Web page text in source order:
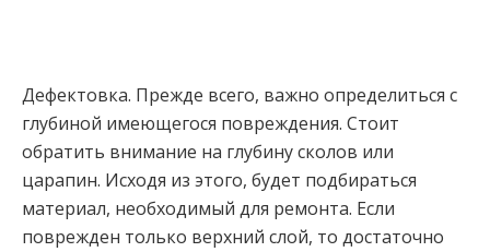
Дефектовка. Прежде всего, важно определиться с
глубиной имеющегося повреждения. Стоит
обратить внимание на глубину сколов или
царапин. Исходя из этого, будет подбираться
материал, необходимый для ремонта. Если
поврежден только верхний слой, то достаточно